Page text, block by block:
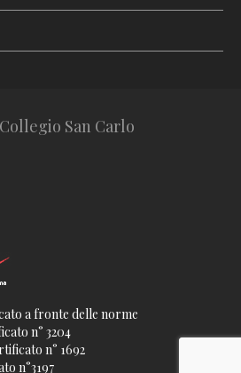
San Carlo
a fronte delle norme
n° 3204
n° 1692
n°3197